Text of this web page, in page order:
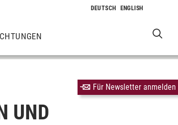
Für Newsletter anmelden
UND